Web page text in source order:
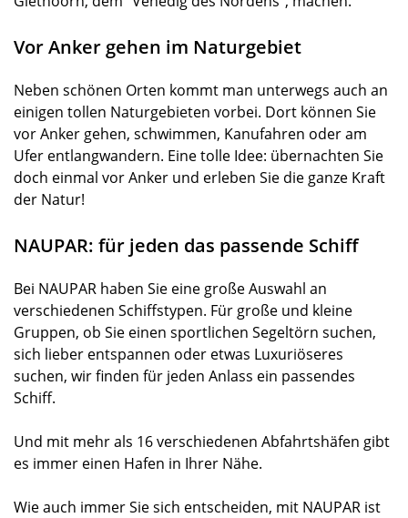
Vor Anker gehen im Naturgebiet
Neben schönen Orten kommt man unterwegs auch an
einigen tollen Naturgebieten vorbei. Dort können Sie
vor Anker gehen, schwimmen, Kanufahren oder am
Ufer entlangwandern. Eine tolle Idee: übernachten Sie
doch einmal vor Anker und erleben Sie die ganze Kraft
der Natur!
NAUPAR: für jeden das passende Schiff
Bei NAUPAR haben Sie eine große Auswahl an
verschiedenen Schiffstypen. Für große und kleine
Gruppen, ob Sie einen sportlichen Segeltörn suchen,
sich lieber entspannen oder etwas Luxuriöseres
suchen, wir finden für jeden Anlass ein passendes
Schiff.
Und mit mehr als 16 verschiedenen Abfahrtshäfen gibt
es immer einen Hafen in Ihrer Nähe.
Wie auch immer Sie sich entscheiden, mit NAUPAR ist